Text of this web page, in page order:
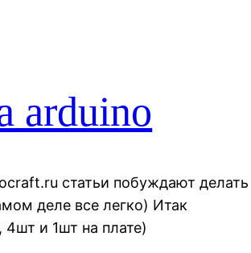
arduino
статьи побуждают делать
деле все легко) Итак
и 1шт на плате)